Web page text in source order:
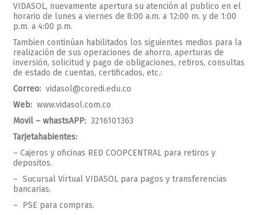
VIDASOL, nuevamente apertura su atención al publico en el
horario de lunes a viernes de 8:00 a.m. a 12:00 m. y de 1:00
p.m. a 4:00 p.m.
Tambien continúan habilitados los siguientes medios para la
realización de sus operaciones de ahorro, aperturas de
inversión, solicitud y pago de obligaciones, retiros, consultas
de estado de cuentas, certificados, etc.:
Correo:vidasol@coredi.edu.co
Web:www.vidasol.com.co
Movil – whastsAPP:3216101363
Tarjetahabientes:
– Cajeros y oficinas RED COOPCENTRAL para retiros y
depositos.
– Sucursal Virtual VIDASOL para pagos y transferencias
bancarias.
– PSE para compras.